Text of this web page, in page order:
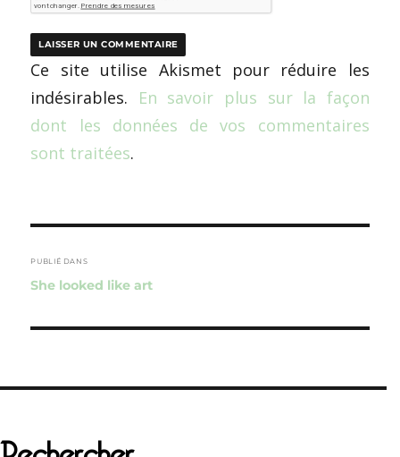
Ce site utilise Akismet pour réduire les
indésirables. En savoir plus sur la façon
dont les données de vos commentaires
sont traitées.
de
l’article
PUBLIÉ DANS
She looked like art